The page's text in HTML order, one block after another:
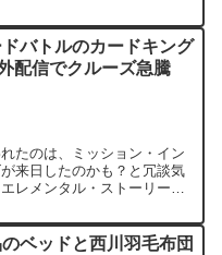
バトルのカードキング
配信でクルーズ急騰
たのは、ミッション・イン
来日したのかも？と冗談気
レメンタル・ストーリー
ベッドと西川羽毛布団